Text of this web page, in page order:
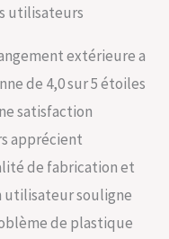
utilisateurs
extérieure a
de 4,0 sur 5 étoiles
satisfaction
apprécient
de fabrication et
utilisateur souligne
de plastique